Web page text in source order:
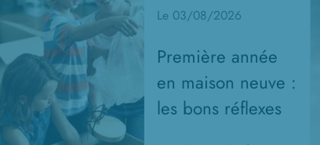
Le 03/08/2026
Première année
en maison neuve :
les bons réflexes